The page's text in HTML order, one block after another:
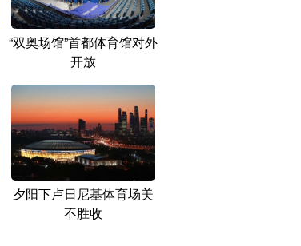
“双奥场馆”首都体育馆对外
开放
夕阳下卢日尼基体育场美
不胜收